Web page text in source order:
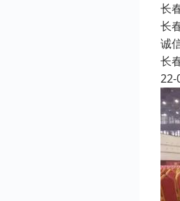
长
长
诚
长
22-